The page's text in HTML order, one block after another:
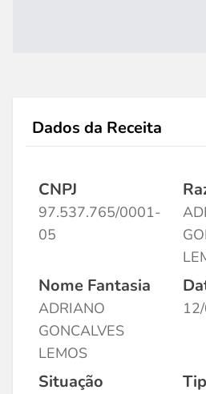
Dados da Receita
CNPJ
97.537.765/0001-
05
Nome Fantasia
ADRIANO
GONCALVES
LEMOS
Situação